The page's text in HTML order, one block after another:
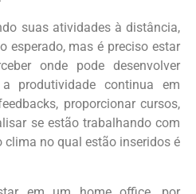
suas atividades à distância,
esperado, mas é preciso estar
onde pode desenvolver
produtividade continua em
proporcionar cursos,
se estão trabalhando com
clima no qual estão inseridos é